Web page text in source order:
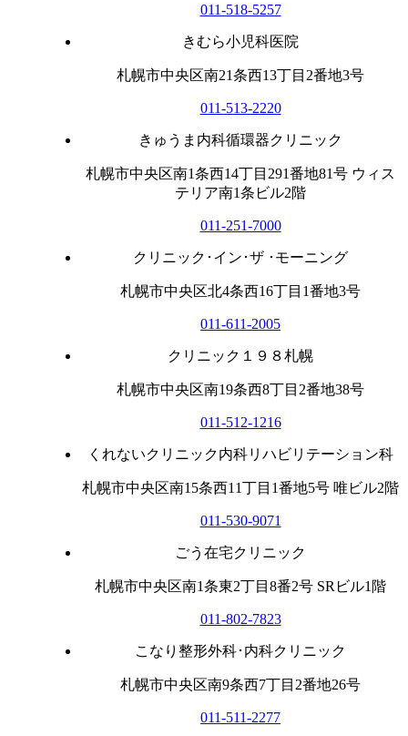
011-518-5257
きむら小児科医院
札幌市中央区南21条西13丁目2番地3号
011-513-2220
きゅうま内科循環器クリニック
札幌市中央区南1条西14丁目291番地81号 ウィス
テリア南1条ビル2階
011-251-7000
クリニック･イン･ザ ･モーニング
札幌市中央区北4条西16丁目1番地3号
011-611-2005
クリニック１９８札幌
札幌市中央区南19条西8丁目2番地38号
011-512-1216
くれないクリニック内科リハビリテーション科
札幌市中央区南15条西11丁目1番地5号 唯ビル2階
011-530-9071
ごう在宅クリニック
札幌市中央区南1条東2丁目8番2号 SRビル1階
011-802-7823
こなり整形外科･内科クリニック
札幌市中央区南9条西7丁目2番地26号
011-511-2277